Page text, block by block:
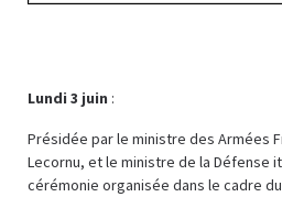
Lundi 3 juin :
Présidée par le ministre des Armées
Lecornu, et le ministre de la Défense
cérémonie organisée dans le cadre